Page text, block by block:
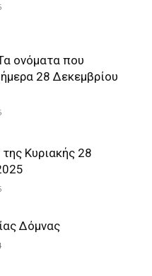
ονόματα που
28 Δεκεμβρίου
Κυριακής 28
Δόμνας